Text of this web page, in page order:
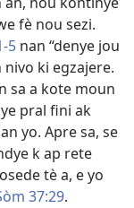
fè nou sezi.
5 nan “denye jou
ki egzajere.
sa a kote moun
pral fini ak
yo. Apre sa, se
k ap rete
tè a, e yo
37:29.